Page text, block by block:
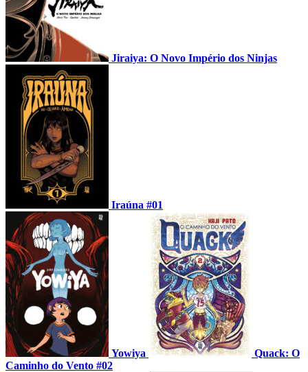
Jiraiya: O Novo Império dos Ninjas
Iraúna #01
Yowiya
Quack: O
Caminho do Vento #02